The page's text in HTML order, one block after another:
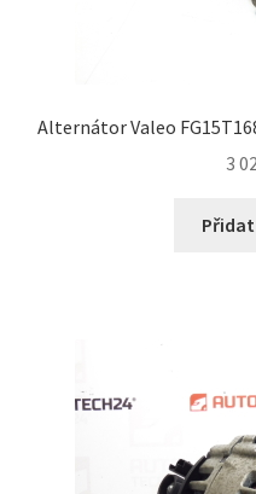
Alternátor Valeo
3